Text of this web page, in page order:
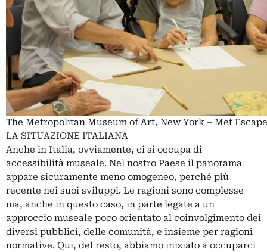
The Metropolitan Museum of Art, New York – Met Escape
LA SITUAZIONE ITALIANA
Anche in Italia, ovviamente, ci si occupa di
accessibilità museale. Nel nostro Paese il panorama
appare sicuramente meno omogeneo, perché più
recente nei suoi sviluppi. Le ragioni sono complesse
ma, anche in questo caso, in parte legate a un
approccio museale poco orientato al coinvolgimento dei
diversi pubblici, delle comunità, e insieme per ragioni
normative. Qui, del resto, abbiamo iniziato a occuparci